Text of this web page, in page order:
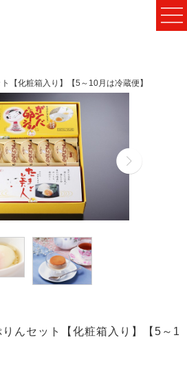
【化粧箱入り】【5～10月は冷蔵便】
んセット【化粧箱入り】【5～1